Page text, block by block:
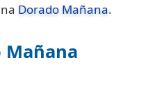
Dorado Mañana.
Mañana